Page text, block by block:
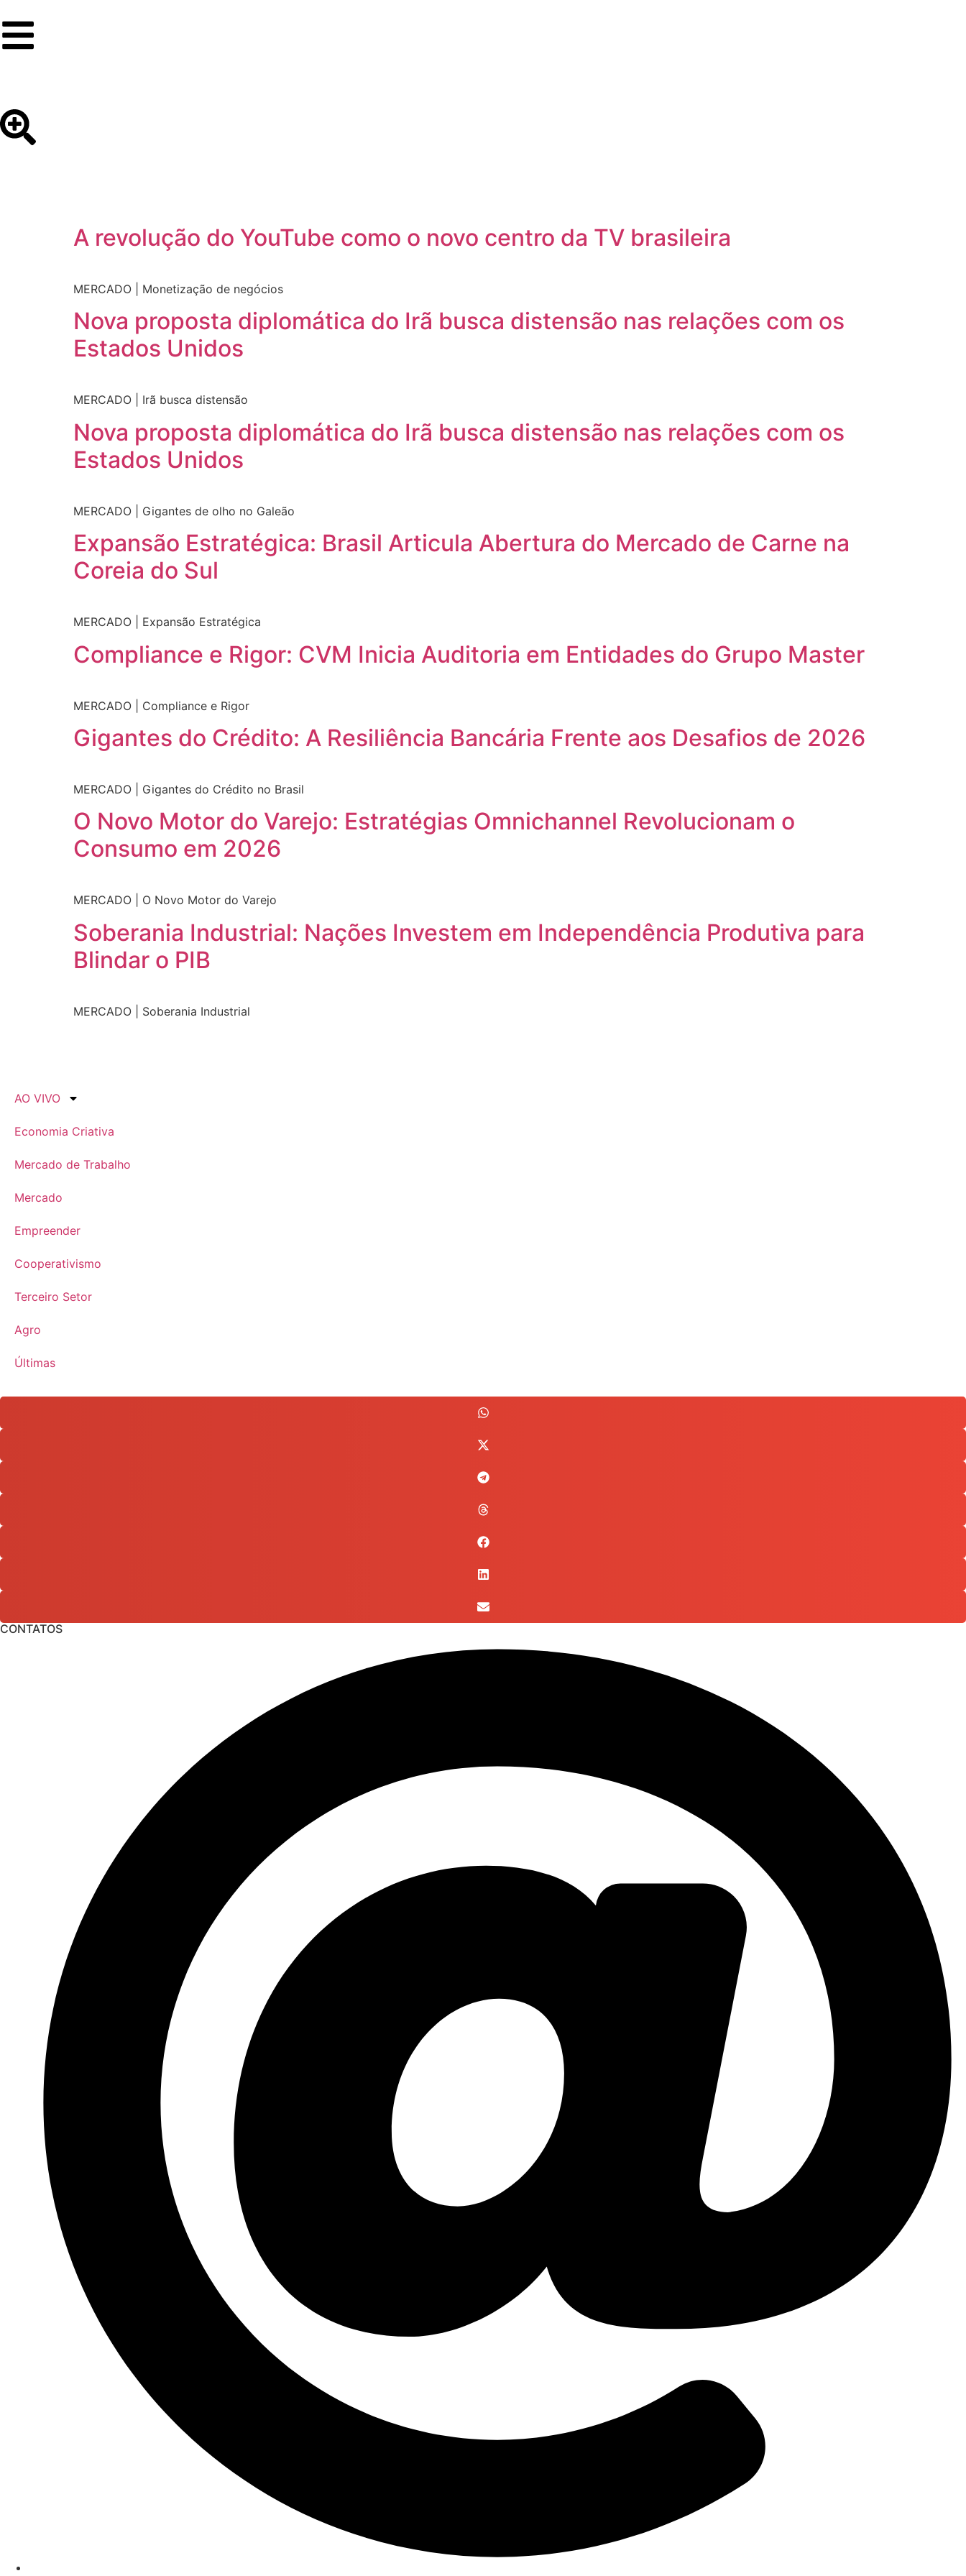
A revolução do YouTube como o novo centro da TV brasileira
MERCADO | Monetização de negócios
Nova proposta diplomática do Irã busca distensão nas relações com os
Estados Unidos
MERCADO | Irã busca distensão
Nova proposta diplomática do Irã busca distensão nas relações com os
Estados Unidos
MERCADO | Gigantes de olho no Galeão
Expansão Estratégica: Brasil Articula Abertura do Mercado de Carne na
Coreia do Sul
MERCADO | Expansão Estratégica
Compliance e Rigor: CVM Inicia Auditoria em Entidades do Grupo Master
MERCADO | Compliance e Rigor
Gigantes do Crédito: A Resiliência Bancária Frente aos Desafios de 2026
MERCADO | Gigantes do Crédito no Brasil
O Novo Motor do Varejo: Estratégias Omnichannel Revolucionam o
Consumo em 2026
MERCADO | O Novo Motor do Varejo
Soberania Industrial: Nações Investem em Independência Produtiva para
Blindar o PIB
MERCADO | Soberania Industrial
AO VIVO
Economia Criativa
Mercado de Trabalho
Mercado
Empreender
Cooperativismo
Terceiro Setor
Agro
Últimas
CONTATOS